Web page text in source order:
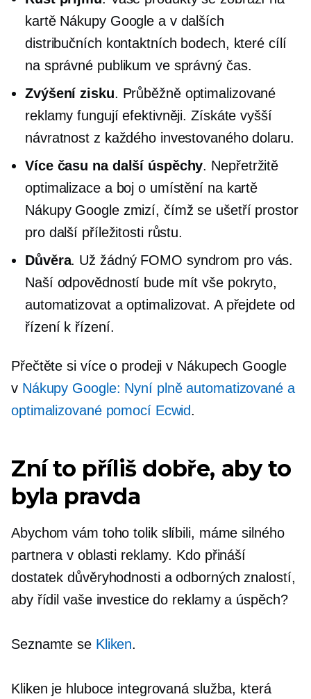
kartě Nákupy Google a v dalších
distribučních kontaktních bodech, které cílí
na správné publikum ve správný čas.
Zvýšení zisku. Průběžně optimalizované
reklamy fungují efektivněji. Získáte vyšší
návratnost z každého investovaného dolaru.
Více času na další úspěchy. Nepřetržitě
optimalizace a boj o umístění na kartě
Nákupy Google zmizí, čímž se ušetří prostor
pro další příležitosti růstu.
Důvěra. Už žádný FOMO syndrom pro vás.
Naší odpovědností bude mít vše pokryto,
automatizovat a optimalizovat. A přejdete od
řízení k řízení.
Přečtěte si více o prodeji v Nákupech Google
v Nákupy Google: Nyní plně automatizované a
optimalizované pomocí Ecwid.
Zní to příliš dobře, aby to
byla pravda
Abychom vám toho tolik slíbili, máme silného
partnera v oblasti reklamy. Kdo přináší
dostatek důvěryhodnosti a odborných znalostí,
aby řídil vaše investice do reklamy a úspěch?
Seznamte se Kliken.
Kliken je hluboce integrovaná služba, která